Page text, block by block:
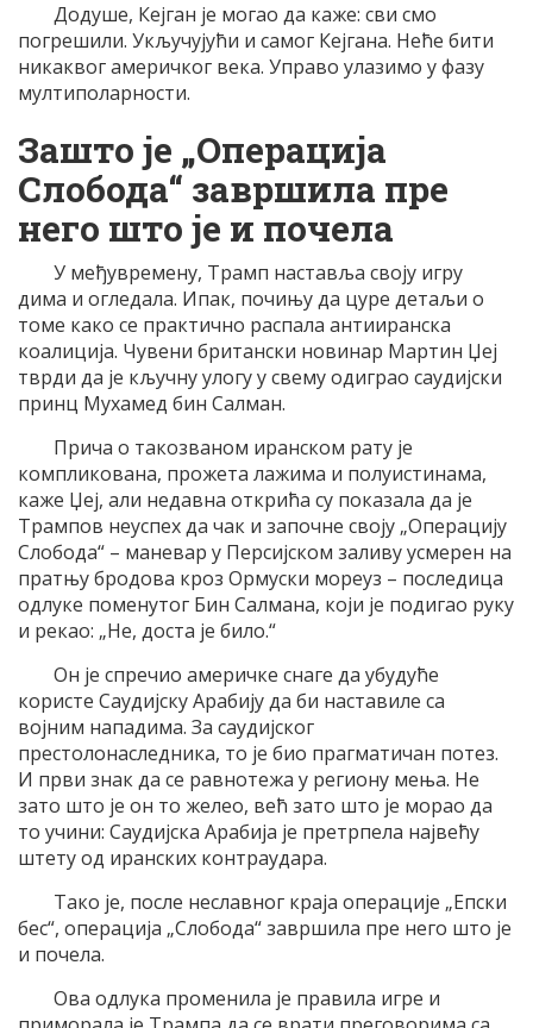
Додуше, Кејган је могао да каже: сви смо
погрешили. Укључујући и самог Кејгана. Неће бити
никаквог америчког века. Управо улазимо у фазу
мултиполарности.
Зашто је „Операција
Слобода“ завршила пре
него што је и почела
У међувремену, Трамп наставља своју игру
дима и огледала. Ипак, почињу да цуре детаљи о
томе како се практично распала антииранска
коалиција. Чувени британски новинар Мартин Џеј
тврди да је кључну улогу у свему одиграо саудијски
принц Мухамед бин Салман.
Прича о такозваном иранском рату је
компликована, прожета лажима и полуистинама,
каже Џеј, али недавна открића су показала да је
Трампов неуспех да чак и започне своју „Операцију
Слобода“ – маневар у Персијском заливу усмерен на
пратњу бродова кроз Ормуски мореуз – последица
одлуке поменутог Бин Салмана, који је подигао руку
и рекао: „Не, доста је било.“
Он је спречио америчке снаге да убудуће
користе Саудијску Арабију да би наставиле са
војним нападима. За саудијског
престолонаследника, то је био прагматичан потез.
И први знак да се равнотежа у региону мења. Не
зато што је он то желео, већ зато што је морао да
то учини: Саудијска Арабија је претрпела највећу
штету од иранских контраудара.
Тако је, после неславног краја операције „Епски
бес“, операција „Слобода“ завршила пре него што је
и почела.
Ова одлука променила је правила игре и